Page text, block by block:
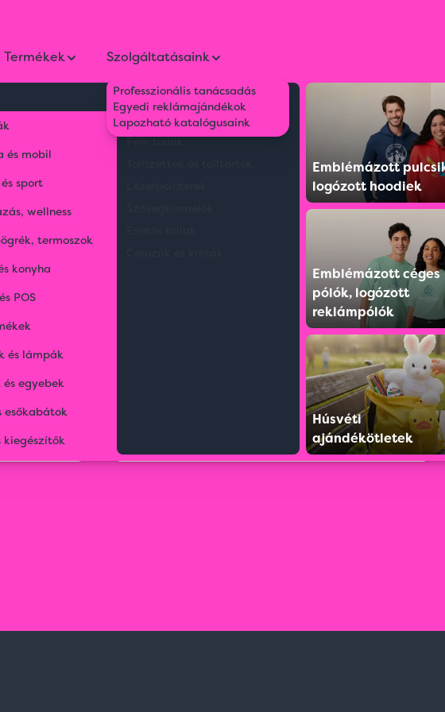
Kérdések
Termékek
és mobil
sport
wellness
termoszok
konyha
POS
és lámpák
egyebek
esőkabátok
kiegészítők
Környezetbarát tollak
Műanyag tollak
Fém tollak
Emblémázott
logózott hoodiek
Emblémázott céges
pólók, logózott
reklámpólók
Húsvéti
ajándékötletek
Szolgáltatásaink
Professzionális tanácsadás
Egyedi reklámajándékok
Lapozható katalógusaink
Second Skin T-Shirt Skynet